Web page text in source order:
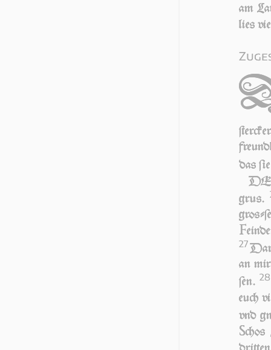
am
lies
das
grus.
F
27
an
ſen.28
euch
vnd
S